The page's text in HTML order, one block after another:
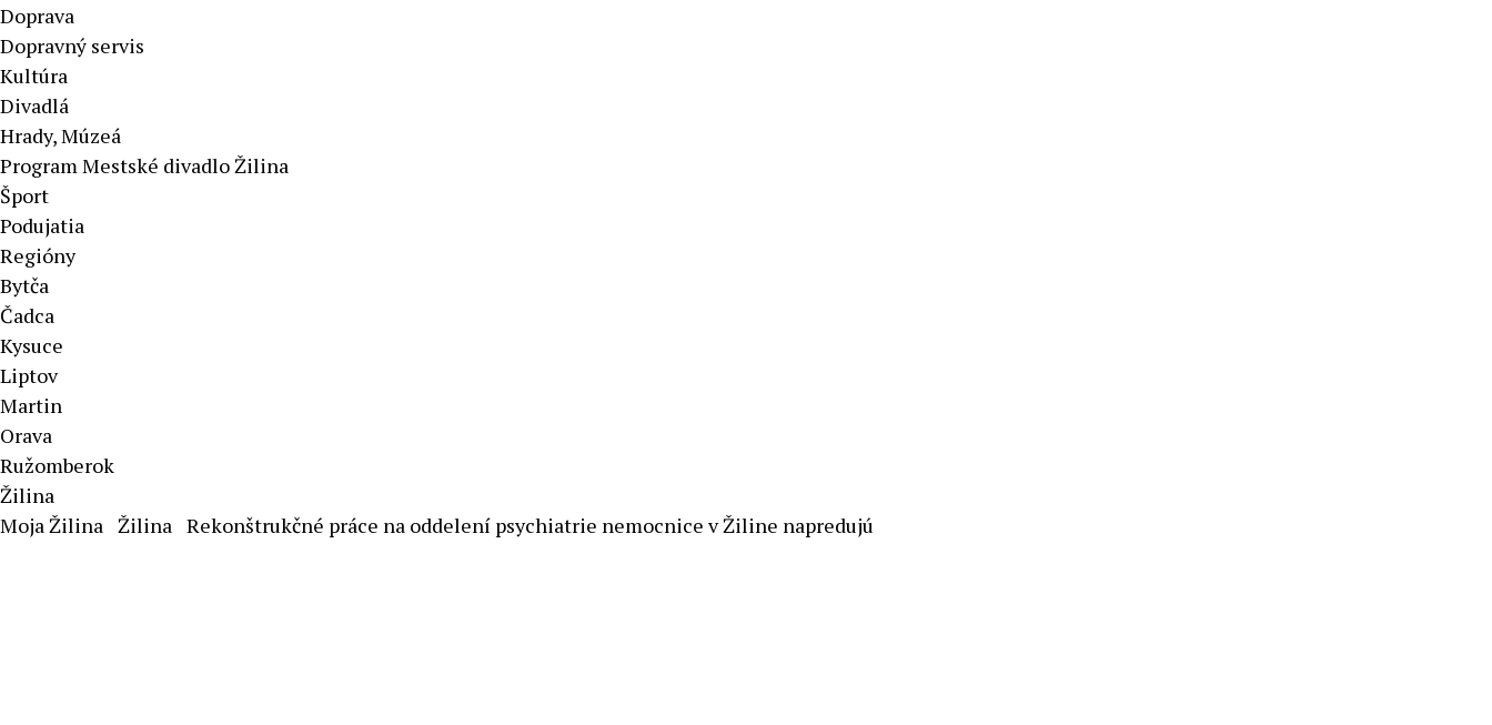
Doprava
Dopravný servis
Kultúra
Divadlá
Hrady, Múzeá
Program Mestské divadlo Žilina
Šport
Podujatia
Regióny
Bytča
Čadca
Kysuce
Liptov
Martin
Orava
Ružomberok
Žilina
Moja Žilina Žilina Rekonštrukčné práce na oddelení psychiatrie nemocnice v Žiline napredujú